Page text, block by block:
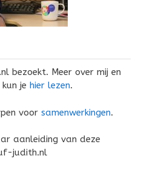
bezoekt. Meer over mij en
je hier lezen.
voor samenwerkingen.
aanleiding van deze
judith.nl